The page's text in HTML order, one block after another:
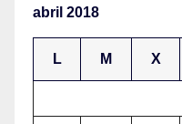
abril 2018
L M X